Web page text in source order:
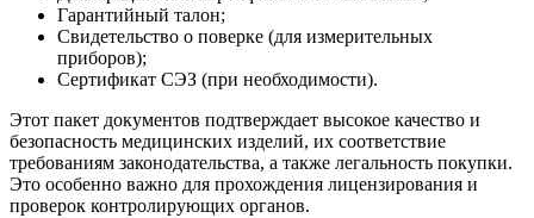
Гарантийный талон;
Свидетельство о поверке (для измерительных
приборов);
Сертификат СЭЗ (при необходимости).
Этот пакет документов подтверждает высокое качество и
безопасность медицинских изделий, их соответствие
требованиям законодательства, а также легальность покупки.
Это особенно важно для прохождения лицензирования и
проверок контролирующих органов.